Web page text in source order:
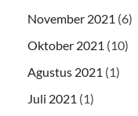
November 2021 (6)
Oktober 2021 (10)
Agustus 2021 (1)
Juli 2021 (1)